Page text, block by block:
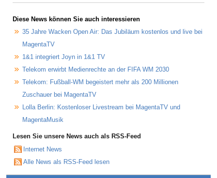
Diese News können Sie auch interessieren
35 Jahre Wacken Open Air: Das Jubiläum kostenlos und live bei
MagentaTV
1&1 integriert Joyn in 1&1 TV
Telekom erwirbt Medienrechte an der FIFA WM 2030
Telekom: Fußball-WM begeistert mehr als 200 Millionen
Zuschauer bei MagentaTV
Lolla Berlin: Kostenloser Livestream bei MagentaTV und
MagentaMusik
Lesen Sie unsere News auch als RSS-Feed
Internet News
Alle News als RSS-Feed lesen